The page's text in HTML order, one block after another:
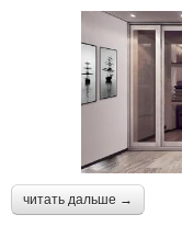
читать дальше →